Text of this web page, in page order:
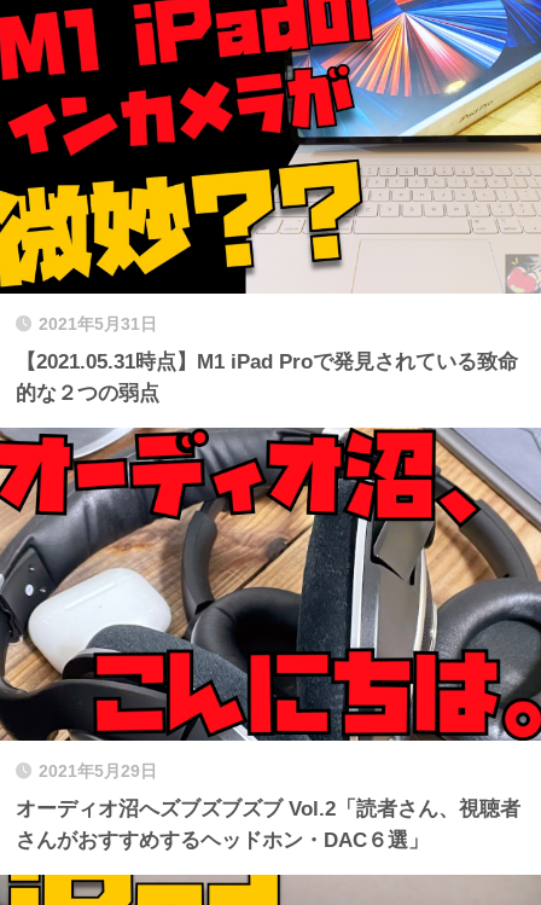
2021年5月31日
【2021.05.31時点】M1 iPad Proで発見されている致命
的な２つの弱点
2021年5月29日
オーディオ沼へズブズブズブ Vol.2「読者さん、視聴者
さんがおすすめするヘッドホン・DAC６選」